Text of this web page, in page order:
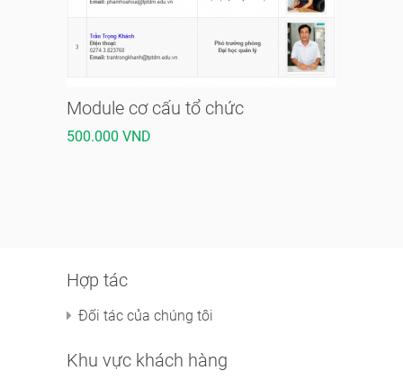
Module cơ cấu tổ chức
500.000 VND
Hợp tác
Đối tác của chúng tôi
Khu vực khách hàng